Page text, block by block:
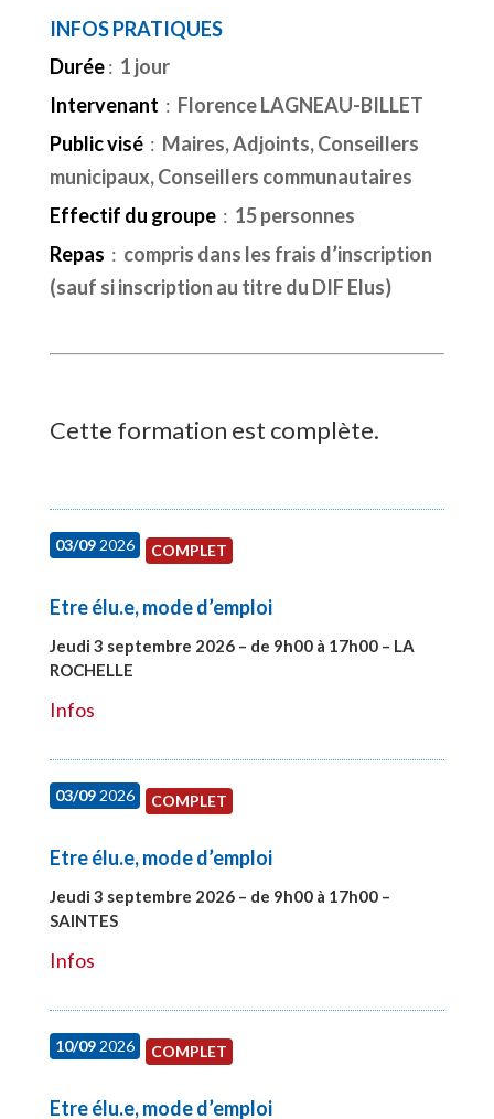
INFOS PRATIQUES
Durée: 1 jour
Intervenant : Florence LAGNEAU-BILLET
Public visé : Maires, Adjoints, Conseillers
municipaux, Conseillers communautaires
Effectif du groupe: 15 personnes
Repas : compris dans les frais d’inscription
(sauf si inscription au titre du DIF Elus)
Cette formation est complète.
03/092026 COMPLET
Etre élu.e, mode d’emploi
Jeudi 3 septembre 2026 – de 9h00 à 17h00 – LA
ROCHELLE
Infos
03/092026 COMPLET
Etre élu.e, mode d’emploi
Jeudi 3 septembre 2026 – de 9h00 à 17h00 –
SAINTES
Infos
10/092026 COMPLET
Etre élu.e, mode d’emploi